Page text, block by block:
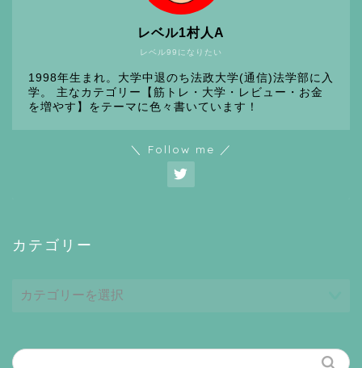
レベル99になりたい
レベル1村人A
1998年生まれ。大学中退のち法政大学(通信)法学部に入
学。 主なカテゴリー【筋トレ・大学・レビュー・お金
を増やす】をテーマに色々書いています！
＼ Follow me ／
カテゴリー
テ
ー